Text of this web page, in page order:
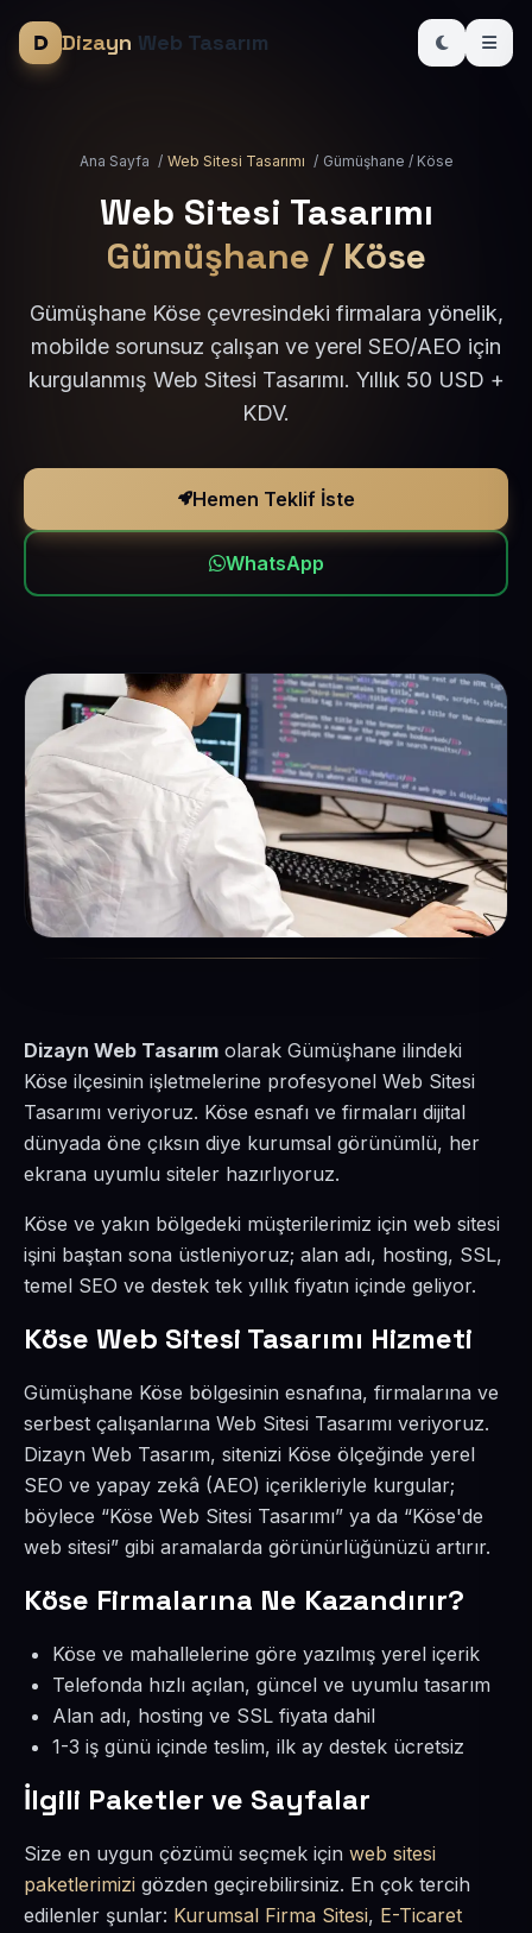
Dizayn Web Tasarım
Ana Sayfa / Web Sitesi Tasarımı / Gümüşhane / Köse
Web Sitesi Tasarımı
Gümüşhane / Köse
Gümüşhane Köse çevresindeki firmalara yönelik,
mobilde sorunsuz çalışan ve yerel SEO/AEO için
kurgulanmış Web Sitesi Tasarımı. Yıllık 50 USD +
KDV.
Hemen Teklif İste
WhatsApp
Dizayn Web Tasarım olarak Gümüşhane ilindeki
Köse ilçesinin işletmelerine profesyonel Web Sitesi
Tasarımı veriyoruz. Köse esnafı ve firmaları dijital
dünyada öne çıksın diye kurumsal görünümlü, her
ekrana uyumlu siteler hazırlıyoruz.
Köse ve yakın bölgedeki müşterilerimiz için web sitesi
işini baştan sona üstleniyoruz; alan adı, hosting, SSL,
temel SEO ve destek tek yıllık fiyatın içinde geliyor.
Köse Web Sitesi Tasarımı Hizmeti
Gümüşhane Köse bölgesinin esnafına, firmalarına ve
serbest çalışanlarına Web Sitesi Tasarımı veriyoruz.
Dizayn Web Tasarım, sitenizi Köse ölçeğinde yerel
SEO ve yapay zekâ (AEO) içerikleriyle kurgular;
böylece “Köse Web Sitesi Tasarımı” ya da “Köse'de
web sitesi” gibi aramalarda görünürlüğünüzü artırır.
Köse Firmalarına Ne Kazandırır?
Köse ve mahallelerine göre yazılmış yerel içerik
Telefonda hızlı açılan, güncel ve uyumlu tasarım
Alan adı, hosting ve SSL fiyata dahil
1-3 iş günü içinde teslim, ilk ay destek ücretsiz
İlgili Paketler ve Sayfalar
Size en uygun çözümü seçmek için web sitesi
paketlerimizi gözden geçirebilirsiniz. En çok tercih
edilenler şunlar: Kurumsal Firma Sitesi, E-Ticaret